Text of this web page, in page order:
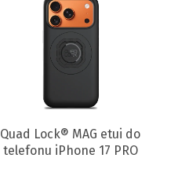
Quad Lock® MAG etui do
telefonu iPhone 17 PRO